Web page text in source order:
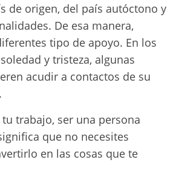
de origen, del país autóctono y
De esa manera,
tipo de apoyo. En los
y tristeza, algunas
acudir a contactos de su
trabajo, ser una persona
que no necesites
en las cosas que te